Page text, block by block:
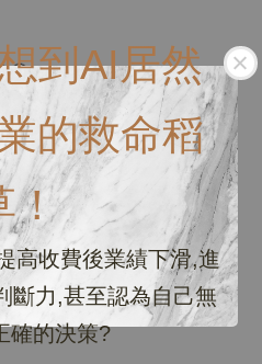
到AI居然
的救命稻
！
高收費後業績下滑,進
斷力,甚至認為自己無
確的決策?
🤔
？
是要有什麼資格嗎？🤔
Pin it LINE